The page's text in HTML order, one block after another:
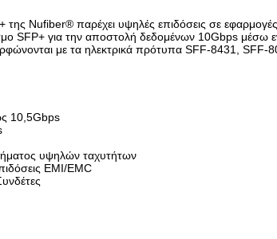
Nufiber® παρέχει υψηλές επιδόσεις σε
SFP+ για την αποστολή δεδομένων 10Gbps μέσω
με τα ηλεκτρικά πρότυπα SFF-8431, SFF-
10,5Gbps
υψηλών ταχυτήτων
EMI/EMC